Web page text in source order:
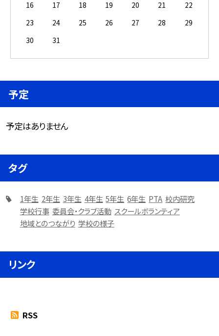
16
17 18 19 20 21
22
23
24 25 26 27 28
29
30
31
予定
予定はありません
タグ
1年生 2年生 3年生 4年生 5年生 6年生 PTA 校内研究
学校行事 委員会・クラブ活動 スクールボランティア
地域とのつながり 学校の様子
リンク
RSS